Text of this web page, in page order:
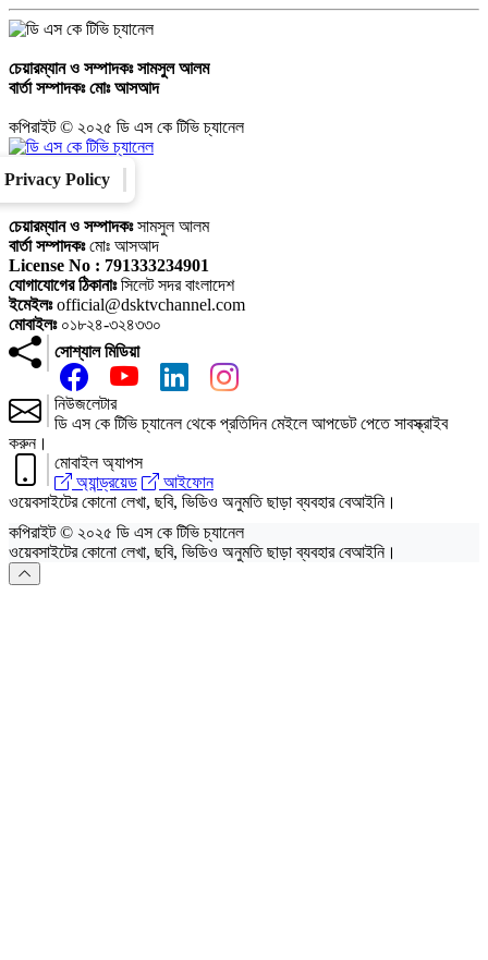
চেয়ারম্যান ও সম্পাদকঃসামসুল আলম
বার্তা সম্পাদকঃমোঃ আসআদ
কপিরাইট © ২০২৫ ডি এস কে টিভি চ্যানেল
Privacy Policy
চেয়ারম্যান ও সম্পাদকঃসামসুল আলম
বার্তা সম্পাদকঃমোঃ আসআদ
License No : 791333234901
যোগাযোগের ঠিকানাঃসিলেট সদর বাংলাদেশ
ইমেইলঃofficial@dsktvchannel.com
মোবাইলঃ০১৮২৪-৩২৪৩৩০
সোশ্যাল মিডিয়া
নিউজলেটার
ডি এস কে টিভি চ্যানেল থেকে প্রতিদিন মেইলে আপডেট পেতে সাবস্ক্রাইব
করুন।
মোবাইল অ্যাপস
অ্যান্ড্রয়েড
আইফোন
ওয়েবসাইটের কোনো লেখা, ছবি, ভিডিও অনুমতি ছাড়া ব্যবহার বেআইনি।
কপিরাইট © ২০২৫ ডি এস কে টিভি চ্যানেল
ওয়েবসাইটের কোনো লেখা, ছবি, ভিডিও অনুমতি ছাড়া ব্যবহার বেআইনি।